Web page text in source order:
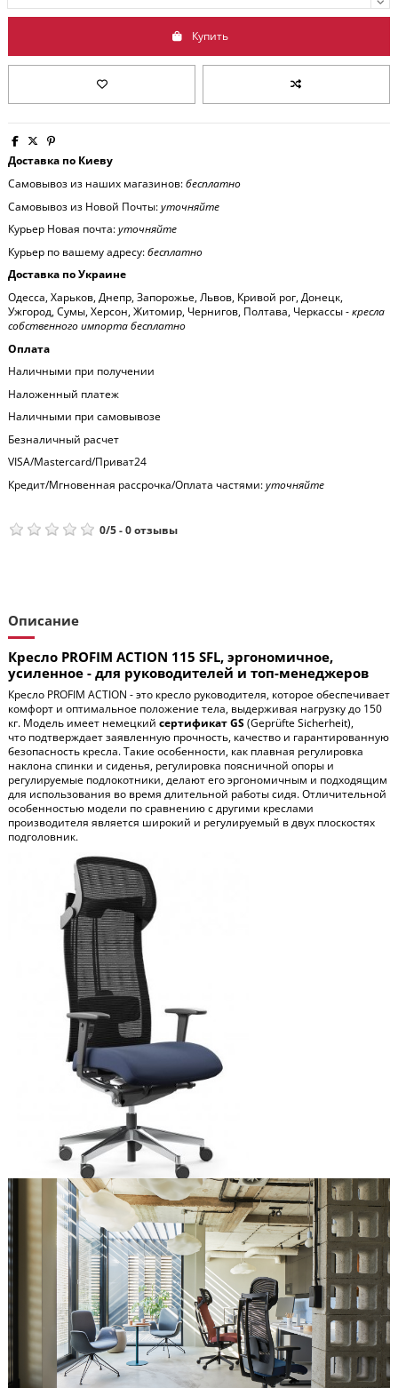
Купить
Доставка по Киеву
Самовывоз из наших магазинов:бесплатно
Самовывоз из Новой Почты:уточняйте
Курьер Новая почта:уточняйте
Курьер по вашему адресу:бесплатно
Доставка по Украине
Одесса, Харьков, Днепр, Запорожье, Львов, Кривой рог, Донецк,
Ужгород, Сумы, Херсон, Житомир, Чернигов, Полтава, Черкассы -кресла
собственного импорта бесплатно
Оплата
Наличными при получении
Наложенный платеж
Наличными при самовывозе
Безналичный расчет
VISA/Mastercard/Приват24
Кредит/Мгновенная рассрочка/Оплата частями:уточняйте
0/5-0отзывы
Описание
Кресло PROFIM ACTION 115 SFL, эргономичное,
усиленное - для руководителей и топ-менеджеров
Кресло PROFIM ACTION - это кресло руководителя, которое обеспечивает
комфорт и оптимальное положение тела, выдерживая нагрузку до 150
кг. Модель имеет немецкий сертификат GS(Geprüfte Sicherheit),
что подтверждает заявленную прочность, качество и гарантированную
безопасность кресла. Такие особенности, как плавная регулировка
наклона спинки и сиденья, регулировка поясничной опоры и
регулируемые подлокотники, делают его эргономичным и подходящим
для использования во время длительной работы сидя. Отличительной
особенностью модели по сравнению с другими креслами
производителя является широкий и регулируемый в двух плоскостях
подголовник.